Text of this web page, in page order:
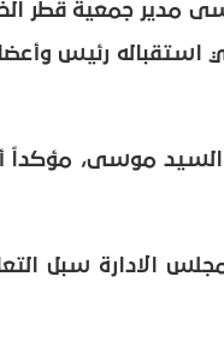
مدير جمعية قطر
استقباله رئيس
موسى، مؤكداً
الادارة سبل